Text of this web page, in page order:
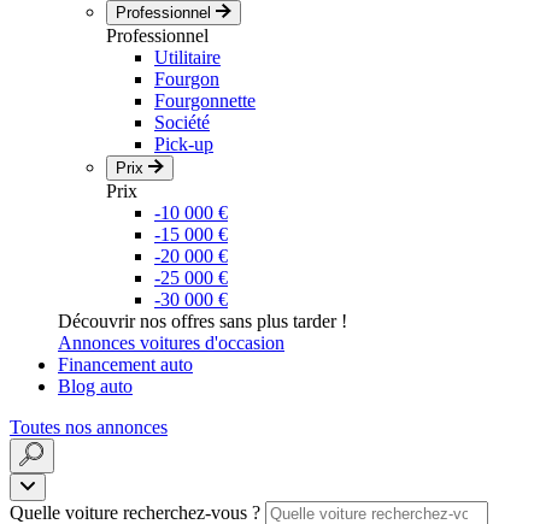
Professionnel
Professionnel
Utilitaire
Fourgon
Fourgonnette
Société
Pick-up
Prix
Prix
-10 000 €
-15 000 €
-20 000 €
-25 000 €
-30 000 €
Découvrir nos offres sans plus tarder !
Annonces voitures d'occasion
Financement auto
Blog auto
Toutes nos annonces
Quelle voiture recherchez-vous ?